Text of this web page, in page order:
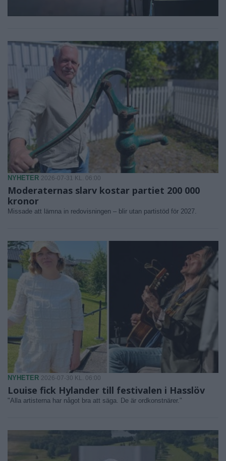
NYHETER 2026-07-31 KL. 06:00
Moderaternas slarv kostar partiet 200 000
kronor
Missade att lämna in redovisningen – blir utan partistöd för 2027.
NYHETER 2026-07-30 KL. 06:00
Louise fick Hylander till festivalen i Hasslöv
"Alla artisterna har något bra att säga. De är ordkonstnärer."